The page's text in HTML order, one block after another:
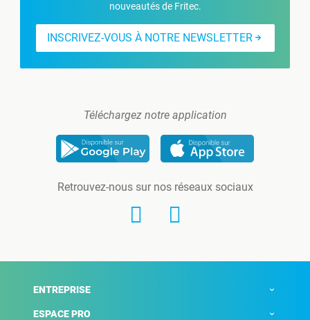
nouveautés de Fritec.
INSCRIVEZ-VOUS À NOTRE NEWSLETTER
Téléchargez notre application
Retrouvez-nous sur nos réseaux sociaux
ENTREPRISE
ESPACE PRO